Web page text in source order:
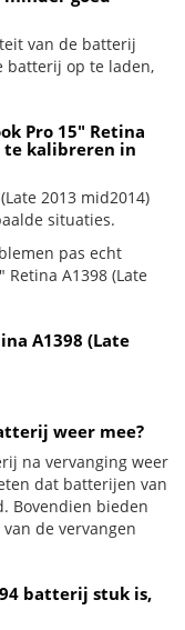
van de batterij
batterij op te laden,
Pro 15" Retina
te kalibreren in
2013 mid2014)
situaties.
pas echt
A1398 (Late
A1398 (Late
weer mee?
na vervanging weer
dat batterijen van
Bovendien bieden
de vervangen
batterij stuk is,